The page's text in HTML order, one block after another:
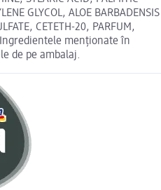
GLYCOL, ALOE BARBADENSIS
CETETH-20, PARFUM,
Ingredientele menționate în
de pe ambalaj.